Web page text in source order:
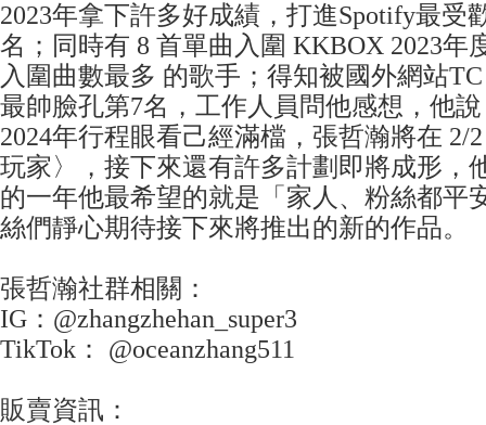
2023年拿下許多好成績，打進Spotify最受
名；同時有 8 首單曲入圍 KKBOX 2023年
入圍曲數最多 的歌手；得知被國外網站
最帥臉孔第7名，工作人員問他感想，他
2024年行程眼看己經滿檔，張哲瀚將在 2/
玩家〉，接下來還有許多計劃即將成形，
的一年他最希望的就是「家人、粉絲都平
絲們靜心期待接下來將推出的新的作品。
張哲瀚社群相關：
IG：@zhangzhehan_super3
TikTok： @oceanzhang511
販賣資訊：